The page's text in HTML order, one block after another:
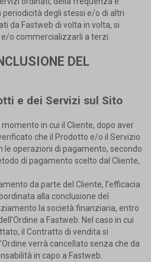
periodicità degli stessi e/o di altri
da Fastweb di volta in volta, si
o commercializzarli a terzi.
DEL
e dei Servizi sul Sito
in cui il Cliente, dopo aver
che il Prodotto e/o il Servizio
le operazioni di pagamento, secondo
di pagamento scelto dal Cliente,
da parte del Cliente, l’efficacia
alla conclusione del
la società finanziaria, entro
a Fastweb. Nel caso in cui
il Contratto di vendita si
verrà cancellato senza che da
in capo a Fastweb.